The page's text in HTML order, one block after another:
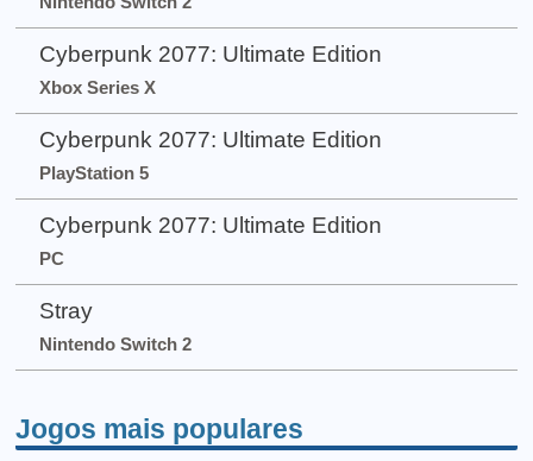
Cyberpunk 2077: Ultimate Edition
Xbox Series X
Cyberpunk 2077: Ultimate Edition
PlayStation 5
Cyberpunk 2077: Ultimate Edition
PC
Stray
Nintendo Switch 2
Jogos mais populares